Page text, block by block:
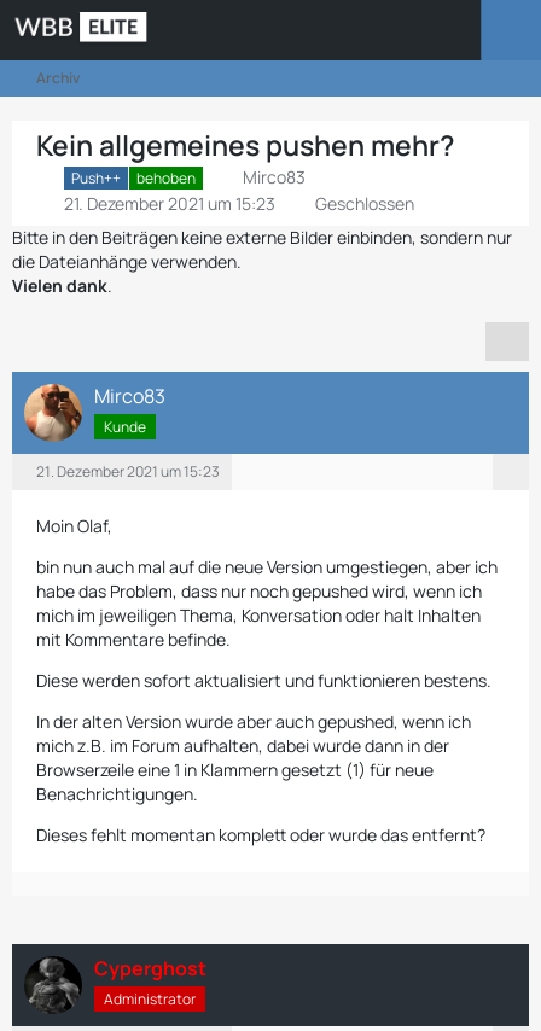
Archiv
Kein allgemeines pushen mehr?
Push++ behoben
Mirco83
21. Dezember 2021 um 15:23
Geschlossen
Bitte in den Beiträgen keine externe Bilder einbinden, sondern nur
die Dateianhänge verwenden.
Vielen dank.
Mirco83
Kunde
21. Dezember 2021 um 15:23
Moin Olaf,
bin nun auch mal auf die neue Version umgestiegen, aber ich
habe das Problem, dass nur noch gepushed wird, wenn ich
mich im jeweiligen Thema, Konversation oder halt Inhalten
mit Kommentare befinde.
Diese werden sofort aktualisiert und funktionieren bestens.
In der alten Version wurde aber auch gepushed, wenn ich
mich z.B. im Forum aufhalten, dabei wurde dann in der
Browserzeile eine 1 in Klammern gesetzt (1) für neue
Benachrichtigungen.
Dieses fehlt momentan komplett oder wurde das entfernt?
Cyperghost
Administrator